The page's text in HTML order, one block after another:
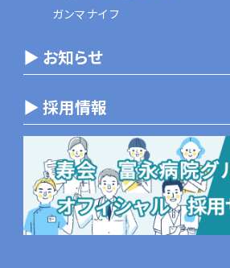
ガンマナイフ
▶ お知らせ
▶ 採用情報